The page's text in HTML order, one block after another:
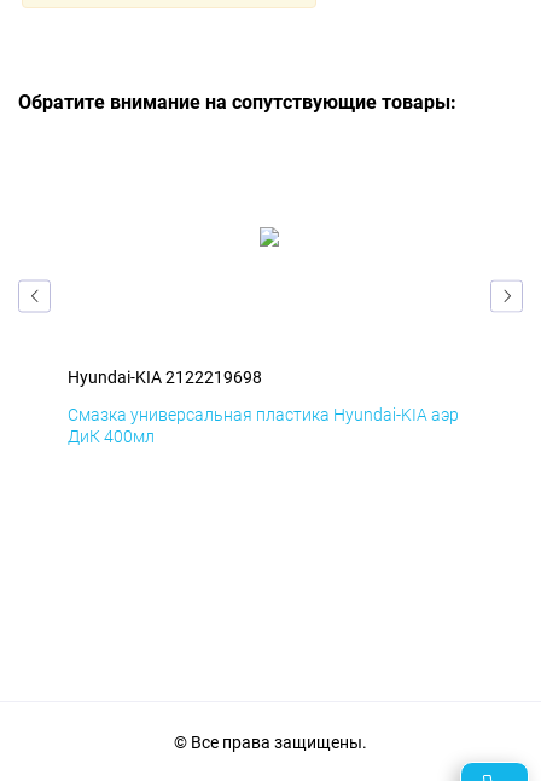
Обратите внимание на сопутствующие товары:
Hyundai-KIA 2122219698
Смазка универсальная пластика Hyundai-KIA аэр
ДиК 400мл
© Все права защищены.